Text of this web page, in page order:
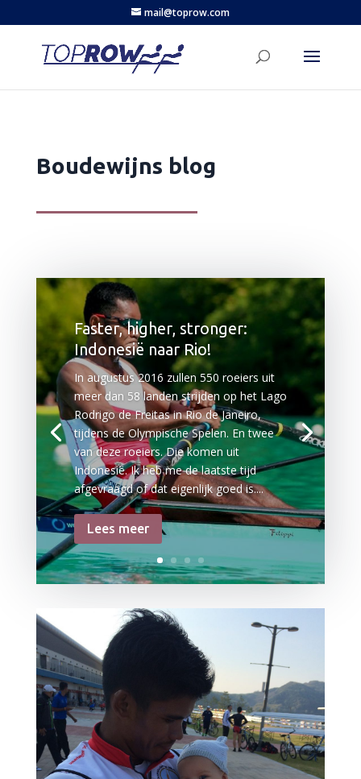
mail@toprow.com
Boudewijns blog
Faster, higher, stronger:
Indonesië naar Rio!
In augustus 2016 zullen 550 roeiers uit
meer dan 58 landen strijden op het Lago
Rodrigo de Freitas in Rio de Janeiro,
tijdens de Olympische Spelen. En twee
van deze roeiers. Die komen uit
Indonesië. Ik heb me de laatste tijd
afgevraagd of dat eigenlijk goed is....
Lees meer